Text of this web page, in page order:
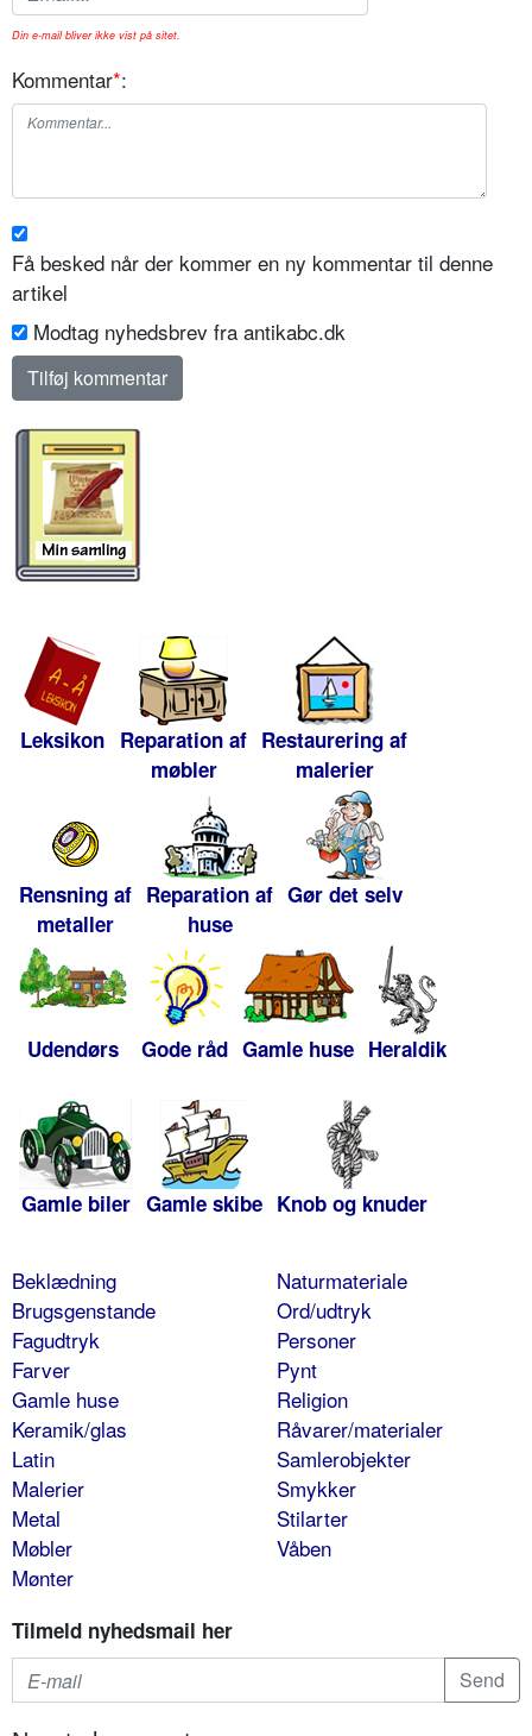
Din e-mail bliver ikke vist på sitet.
Kommentar*:
Få besked når der kommer en ny kommentar til denne
artikel
Modtag nyhedsbrev fra antikabc.dk
Leksikon Reparation af
møbler
Restaurering af
malerier
Rensning af
metaller
Reparation af
huse
Gør det selv
Udendørs Gode råd Gamle huse Heraldik
Gamle biler Gamle skibe Knob og knuder
Beklædning
Brugsgenstande
Fagudtryk
Farver
Gamle huse
Keramik/glas
Latin
Malerier
Metal
Møbler
Mønter
Naturmateriale
Ord/udtryk
Personer
Pynt
Religion
Råvarer/materialer
Samlerobjekter
Smykker
Stilarter
Våben
Tilmeld nyhedsmail her